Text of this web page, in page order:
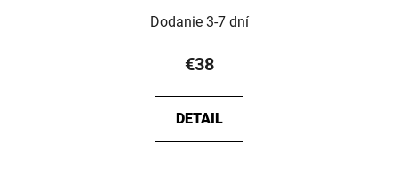
Dodanie 3-7 dní
€38
DETAIL